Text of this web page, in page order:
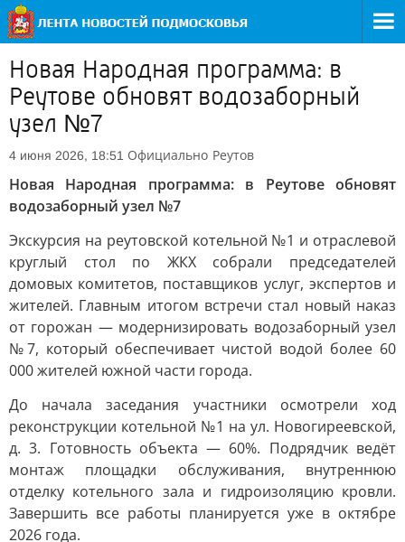
Новая Народная программа: в
Реутове обновят водозаборный
узел №7
4 июня 2026, 18:51 Официально Реутов
Новая Народная программа: в Реутове обновят
водозаборный узел №7
Экскурсия на реутовской котельной №1 и отраслевой
круглый стол по ЖКХ собрали председателей
домовых комитетов, поставщиков услуг, экспертов и
жителей. Главным итогом встречи стал новый наказ
от горожан — модернизировать водозаборный узел
№7, который обеспечивает чистой водой более 60
000 жителей южной части города.
До начала заседания участники осмотрели ход
реконструкции котельной №1 на ул. Новогиреевской,
д. 3. Готовность объекта — 60%. Подрядчик ведёт
монтаж площадки обслуживания, внутреннюю
отделку котельного зала и гидроизоляцию кровли.
Завершить все работы планируется уже в октябре
2026 года.